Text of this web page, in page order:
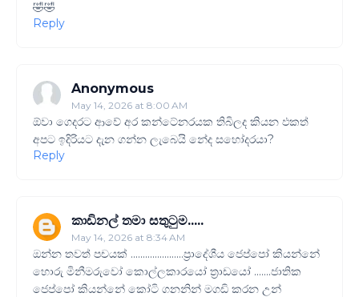
🤣🤣
Reply
Anonymous
May 14, 2026 at 8:00 AM
ඕවා ගෙදරට ආවේ අර කන්ටේනරයක තිබිලද කියන ඵකත්
අපට ඉදිරියට දැන ගන්න ලැබෙයි නේද සහෝදරයා?
Reply
කාඩිනල් තමා සතුටුම.....
May 14, 2026 at 8:34 AM
ඔන්න තවත් පචයක් ......................ප්‍රාදේශීය ජෙප්පෝ කියන්නේ
හොරු මිනීමරුවෝ කොල්ලකාරයෝ ත්‍රාඩයෝ .......ජාතික
ජෙප්පෝ කියන්නේ කෝටි ගනනින් මගඩි කරන උන්